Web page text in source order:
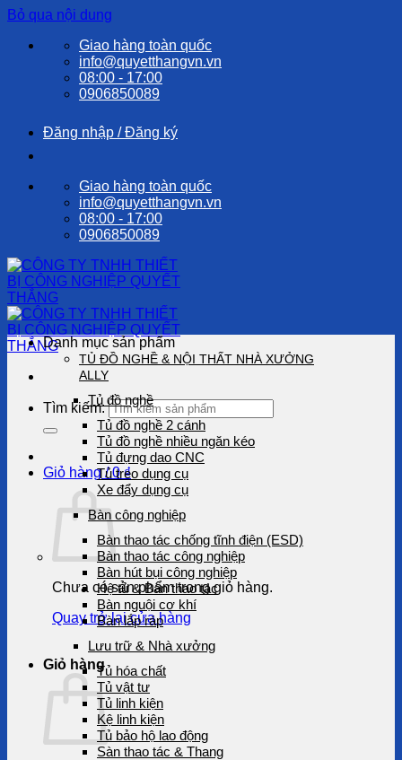
Bỏ qua nội dung
Giao hàng toàn quốc
info@quyetthangvn.vn
08:00 - 17:00
0906850089
Đăng nhập / Đăng ký
Giao hàng toàn quốc
info@quyetthangvn.vn
08:00 - 17:00
0906850089
Tìm kiếm:
Giỏ hàng /0₫
Chưa có sản phẩm trong giỏ hàng.
Quay trở lại cửa hàng
Giỏ hàng
Danh mục sản phẩm
TỦ ĐỒ NGHỀ & NỘI THẤT NHÀ XƯỞNG
ALLY
Tủ đồ nghề
Tủ đồ nghề 2 cánh
Tủ đồ nghề nhiều ngăn kéo
Tủ đựng dao CNC
Tủ treo dụng cụ
Xe đẩy dụng cụ
Bàn công nghiệp
Bàn thao tác chống tĩnh điện (ESD)
Bàn thao tác công nghiệp
Bàn hút bụi công nghiệp
Hệ tủ & Bàn thao tác
Bàn nguội cơ khí
Bàn lắp ráp
Lưu trữ & Nhà xưởng
Tủ hóa chất
Tủ vật tư
Tủ linh kiện
Kệ linh kiện
Tủ bảo hộ lao động
Sàn thao tác & Thang